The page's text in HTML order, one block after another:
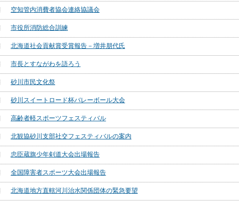
空知管内消費者協会連絡協議会
市役所消防総合訓練
北海道社会貢献賞受賞報告－増井朋代氏
市長とすながわを語ろう
砂川市民文化祭
砂川スイートロード杯バレーボール大会
高齢者軽スポーツフェスティバル
北観協砂川支部社交フェスティバルの案内
忠臣蔵旗少年剣道大会出場報告
全国障害者スポーツ大会出場報告
北海道地方直轄河川治水関係団体の緊急要望